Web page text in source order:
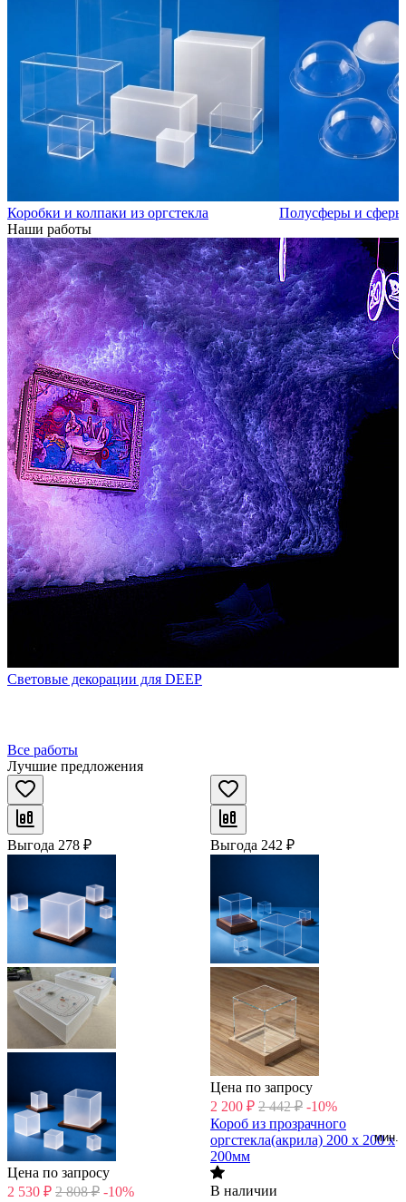
Коробки и колпаки из оргстекла
Полусферы и сферы
Наши работы
Световые декорации для DEEP
Все работы
Лучшие предложения
Выгода 278 ₽
Цена по запросу
2 530 ₽ 2 808 ₽ -10%
Выгода 242 ₽
Цена по запросу
2 200 ₽ 2 442 ₽ -10%
Короб из прозрачного
оргстекла(акрила) 200 х 200 х
200мм
В наличии
мин.